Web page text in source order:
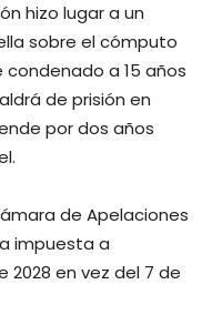
hizo lugar a un
sobre el cómputo
a 15 años
de prisión en
por dos años
de Apelaciones
impuesta a
2028 en vez del 7 de